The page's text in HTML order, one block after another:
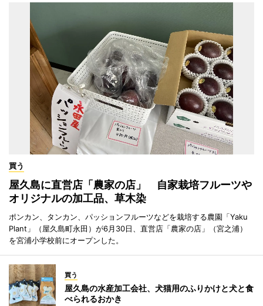
買う
屋久島に直営店「農家の店」 自家栽培フルーツや
オリジナルの加工品、草木染
ポンカン、タンカン、パッションフルーツなどを栽培する農園「Yaku
Plant」（屋久島町永田）が6月30日、直営店「農家の店」（宮之浦）
を宮浦小学校前にオープンした。
買う
屋久島の水産加工会社、犬猫用のふりかけと犬と食
べられるおかき